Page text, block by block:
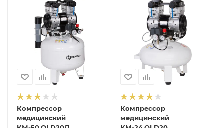
Компрессор
медицинский
Компрессор
медицинский